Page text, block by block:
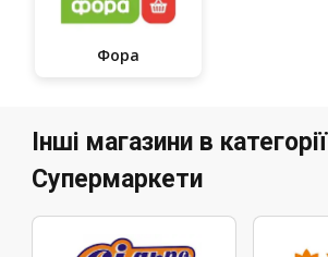
Фора
Інші магазини в категорії
Супермаркети